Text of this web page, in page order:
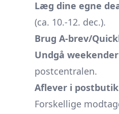
Læg dine egne
(ca. 10.-12. dec.).
Brug A-brev/
Undgå weekender
postcentralen.
Aflever i
Forskellige